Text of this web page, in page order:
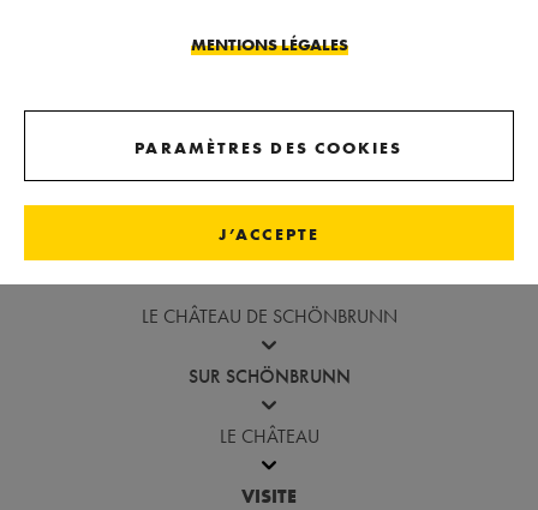
Revenir avant la galerie d'images
LE CHÂTEAU DE SCHÖNBRUNN
SUR SCHÖNBRUNN
LE CHÂTEAU
VISITE
MENTIONS LÉGALES
PARAMÈTRES DES COOKIES
J’ACCEPTE